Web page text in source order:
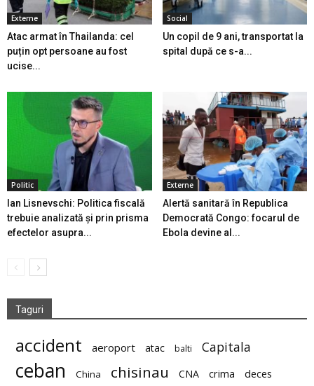
Externe
Atac armat în Thailanda: cel
puțin opt persoane au fost
ucise...
Social
Un copil de 9 ani, transportat la
spital după ce s-a...
Politic
Ian Lisnevschi: Politica fiscală
trebuie analizată și prin prisma
efectelor asupra...
Externe
Alertă sanitară în Republica
Democrată Congo: focarul de
Ebola devine al...
Taguri
accident aeroport atac balti Capitala
ceban China chisinau CNA crima deces